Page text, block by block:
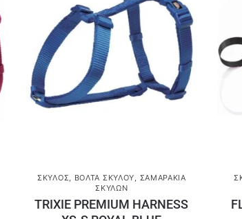
ΣΚΎΛΟΣ, ΒΌΛΤΑ ΣΚΎΛΟΥ, ΣΑΜΑΡΆΚΙΑ
ΣΚΎΛΩΝ
TRIXIE PREMIUM HARNESS